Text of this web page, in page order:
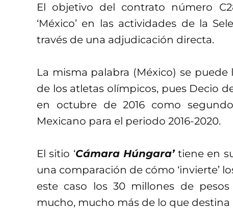
El objetivo del contrato número
‘México’ en las actividades de la
través de una adjudicación directa.
La misma palabra (México) se
de los atletas olímpicos, pues Decio
en octubre de 2016 como
Mexicano para el periodo 2016-2020.
El sitio ‘Cámara Húngara’tiene en
una comparación de cómo ‘invierte’
este caso los 30 millones de
mucho, mucho más de lo que